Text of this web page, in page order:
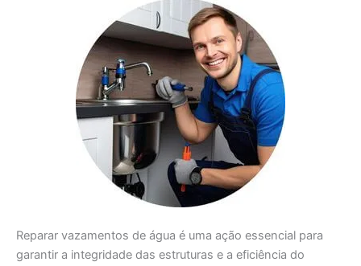
Reparar vazamentos de água é uma ação essencial para
garantir a integridade das estruturas e a eficiência do